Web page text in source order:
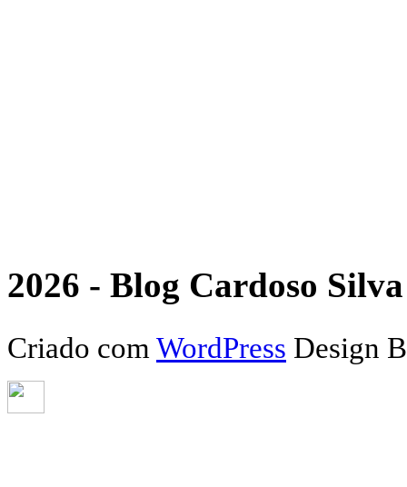
2026 - Blog Cardoso
Criado com WordPress Design